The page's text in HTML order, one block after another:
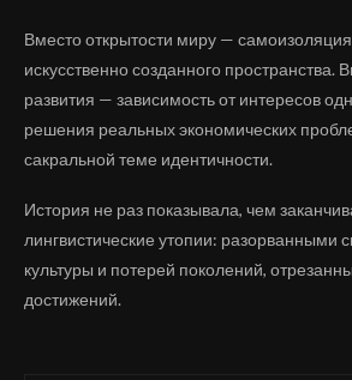
Вместо открытости миру —
искусственно созданного пространства.
развития — зависимость от интересов
решения реальных экономических
сакральной теме идентичности.
История не раз показывала, чем
лингвистические утопии: разорванными
культуры и потерей поколений,
достижений.